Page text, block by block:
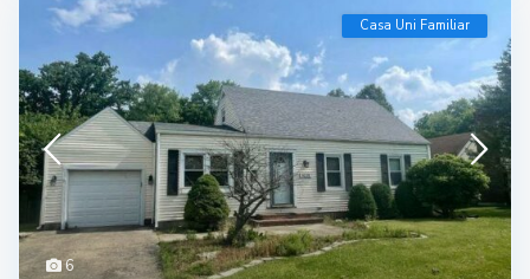
6
Casa Uni Familiar